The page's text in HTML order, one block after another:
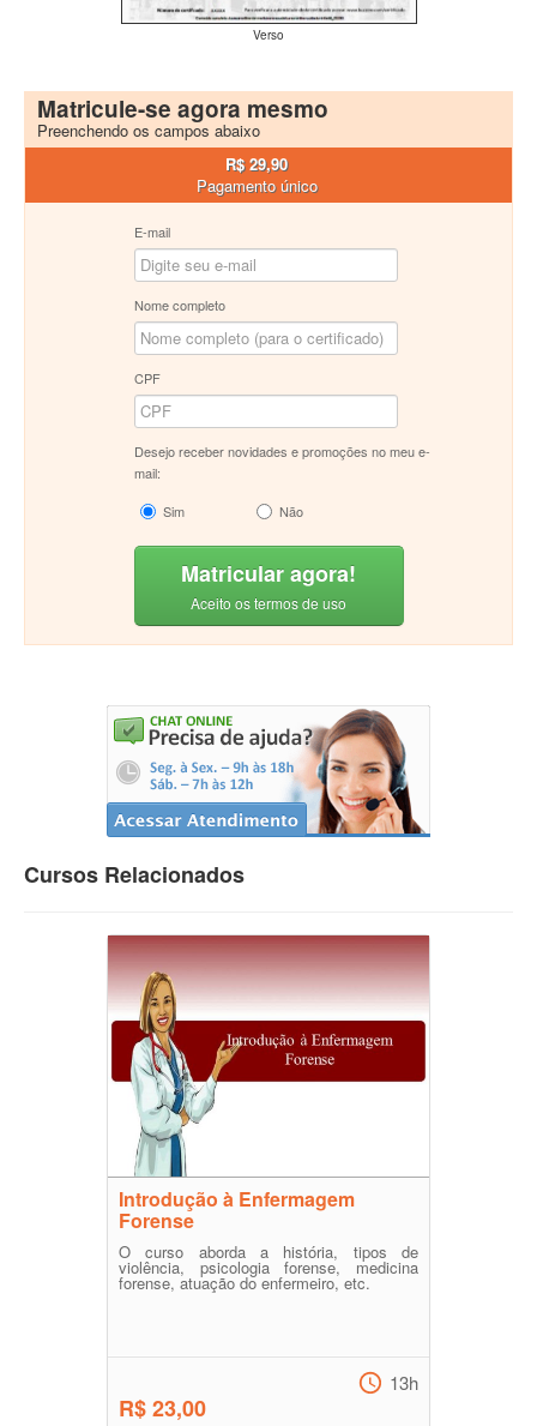
Verso
Matricule-se agora mesmo
Preenchendo os campos abaixo
R$ 29,90
Pagamento único
E-mail
Nome completo
CPF
Desejo receber novidades e promoções no meu e-
mail:
Sim
Não
Matricular agora!
Aceito os termos de uso
Cursos Relacionados
Introdução à Enfermagem
Forense
O curso aborda a história, tipos de
violência, psicologia forense, medicina
forense, atuação do enfermeiro, etc.
R$ 23,00
13h